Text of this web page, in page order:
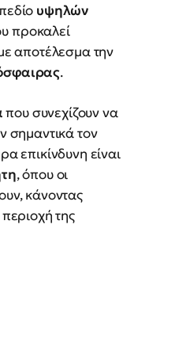
υψηλών
προκαλεί
αποτέλεσμα την
.
που συνεχίζουν να
σημαντικά τον
επικίνδυνη είναι
, όπου οι
κάνοντας
της